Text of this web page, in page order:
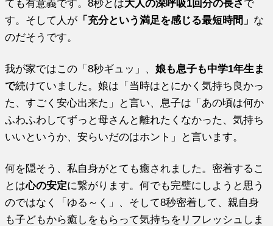
ても有意義です。8秒とは大人の深呼吸1回分の長さで
す。そして人が 「充分という満足を感じる最短時間」 な
のだそうです。
我が家ではこの「8秒ギュッ」、娘も息子も中学1年生ま
で続けていました。娘は「当時はとにかく気持ち良かっ
た、すごく安心出来た」と言い、息子は「あの頃は何か
ふわふわしてずっと母さんと離れたくなかった、気持ち
いいというか、安らいだのはホント」と言います。
何を隠そう、私自身がとても癒されました。密着するこ
とは心の安定に繋がります。何でも完璧にしようと思う
のではなく「ゆる～く」、そして8秒密着して、親自身
も子どもから癒しをもらって気持ちをリフレッシュしま